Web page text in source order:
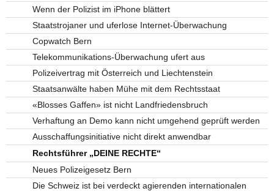
Wenn der Polizist im iPhone blättert
Staatstrojaner und uferlose Internet-Überwachung
Copwatch Bern
Telekommunikations-Überwachung ufert aus
Polizeivertrag mit Österreich und Liechtenstein
Staatsanwälte haben Mühe mit dem Rechtsstaat
«Blosses Gaffen» ist nicht Landfriedensbruch
Verhaftung an Demo kann nicht umgehend geprüft werden
Ausschaffungsinitiative nicht direkt anwendbar
Rechtsführer „DEINE RECHTE“
Neues Polizeigesetz Bern
Die Schweiz ist bei verdeckt agierenden internationalen